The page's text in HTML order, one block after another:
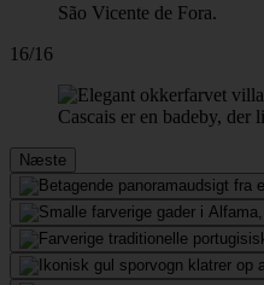
São Vicente de Fora.
16/16
Cascais er en badeby, der
Næste